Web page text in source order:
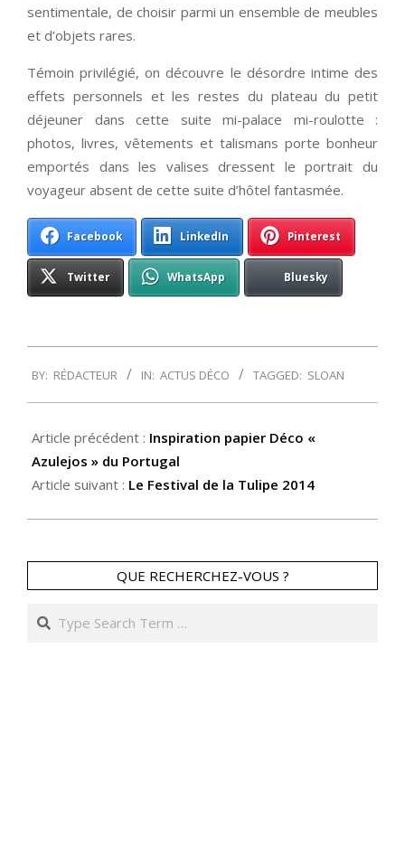
sentimentale, de choisir parmi un ensemble de meubles
et d’objets rares.
Témoin privilégié, on découvre le désordre intime des
effets personnels et les restes du plateau du petit
déjeuner dans cette suite mi-palace mi-roulotte :
photos, livres, vêtements et talismans porte bonheur
emportés dans les valises dressent le portrait du
voyageur absent de cette suite d’hôtel fantasmée.
Facebook LinkedIn Pinterest
Twitter WhatsApp Bluesky
01-
28
BY: RÉDACTEUR IN: ACTUS DÉCO TAGGED: SLOAN
Article précédent : Inspiration papier Déco «
Azulejos » du Portugal
Article suivant : Le Festival de la Tulipe 2014
QUE RECHERCHEZ-VOUS ?
Search